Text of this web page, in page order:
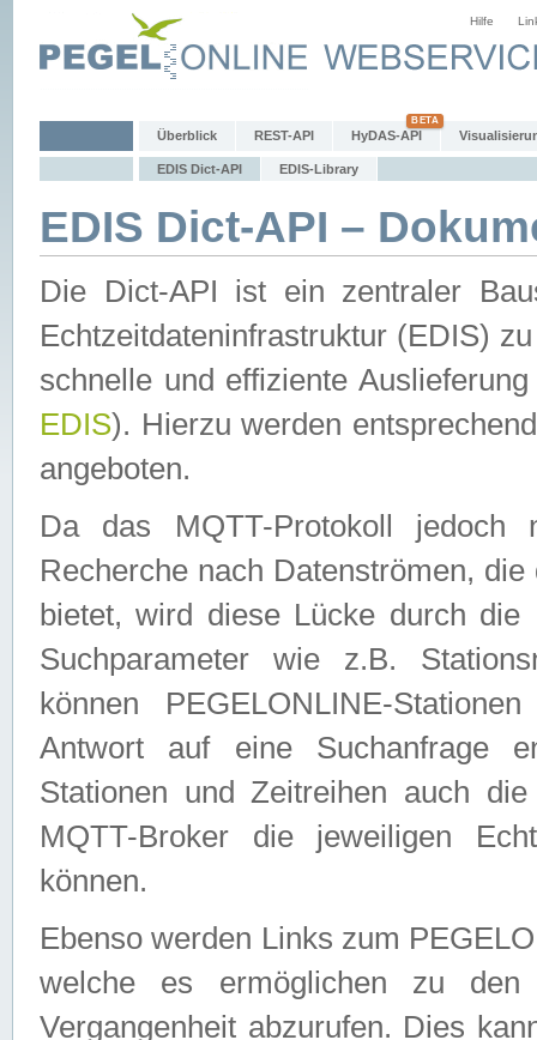
Hilfe
Überblick REST-API HyDAS-API
EDIS Dict-API EDIS-Library
EDIS Dict-API –
Die Dict-API ist ein zentraler
Echtzeitdateninfrastruktur (EDIS)
schnelle und effiziente
EDIS). Hierzu werden
angeboten.
Da das MQTT-Protokoll jedoch
Recherche nach Datenströmen,
bietet, wird diese Lücke durch die
Suchparameter wie z.B.
können PEGELONLINE-
Antwort auf eine Suchanfrage
Stationen und Zeitreihen auch
MQTT-Broker die jeweiligen
können.
Ebenso werden Links zum
welche es ermöglichen zu den
Vergangenheit abzurufen. Dies